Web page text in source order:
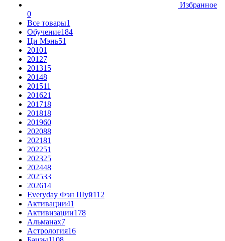
Избранное
0
Все товары1
Обучение184
Ци Мэнь51
20101
20127
201315
20148
201511
201621
201718
201818
201960
202088
202181
202251
202325
202448
202533
202614
Everyday Фэн Шуй112
Активации41
Активизации178
Альманах7
Астрология16